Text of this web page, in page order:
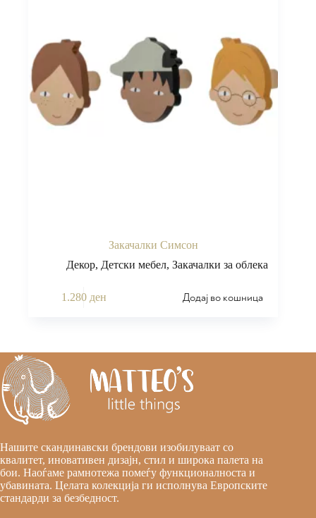
Закачалки Симсон
Декор, Детски мебел,Закачалки за облека
1.280 ден Додај во кошница
Нашите скандинавски брендови изобилуваат со
квалитет, иновативен дизајн, стил и широка палета на
бои. Наоѓаме рамнотежа помеѓу функционалноста и
убавината. Целата колекција ги исполнува Европските
стандарди за безбедност.